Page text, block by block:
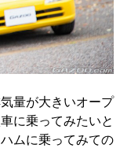
量が大きいオープ
に乗ってみたいと
ムに乗ってみての